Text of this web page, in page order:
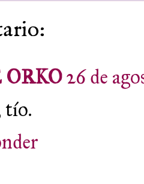
26 de
tío.